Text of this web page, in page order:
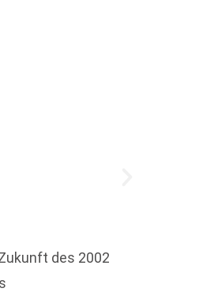
des 2002